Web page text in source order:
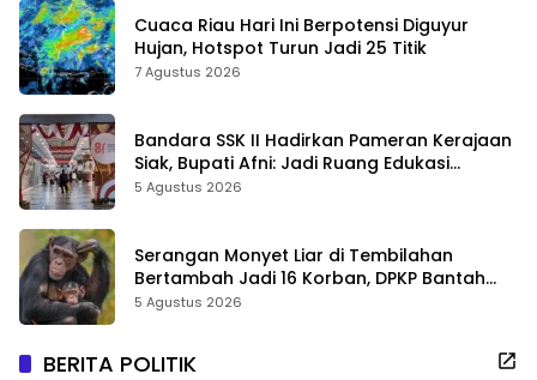
Cuaca Riau Hari Ini Berpotensi Diguyur
Hujan, Hotspot Turun Jadi 25 Titik
7 Agustus 2026
Bandara SSK II Hadirkan Pameran Kerajaan
Siak, Bupati Afni: Jadi Ruang Edukasi
Sejarah Riau
5 Agustus 2026
Serangan Monyet Liar di Tembilahan
Bertambah Jadi 16 Korban, DPKP Bantah
Video Gerombolan Viral
5 Agustus 2026
BERITA POLITIK